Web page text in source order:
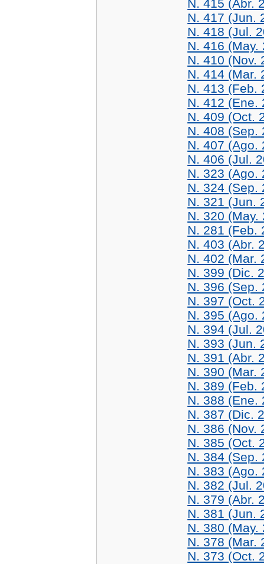
N. 415 (Abr.
N. 417 (Jun.
N. 418 (Jul.
N. 416 (May.
N. 410 (Nov.
N. 414 (Mar.
N. 413 (Feb.
N. 412 (Ene.
N. 409 (Oct.
N. 408 (Sep.
N. 407 (Ago.
N. 406 (Jul.
N. 323 (Ago.
N. 324 (Sep.
N. 321 (Jun.
N. 320 (May.
N. 281 (Feb.
N. 403 (Abr.
N. 402 (Mar.
N. 399 (Dic.
N. 396 (Sep.
N. 397 (Oct.
N. 395 (Ago.
N. 394 (Jul.
N. 393 (Jun.
N. 391 (Abr.
N. 390 (Mar.
N. 389 (Feb.
N. 388 (Ene.
N. 387 (Dic.
N. 386 (Nov.
N. 385 (Oct.
N. 384 (Sep.
N. 383 (Ago.
N. 382 (Jul.
N. 379 (Abr.
N. 381 (Jun.
N. 380 (May.
N. 378 (Mar.
N. 373 (Oct.